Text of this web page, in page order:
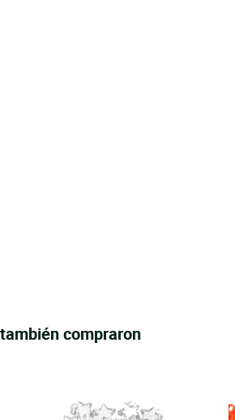
compraron